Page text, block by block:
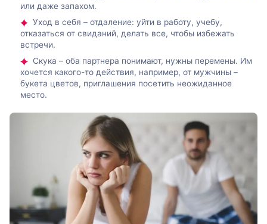
или даже запахом.
Уход в себя – отдаление: уйти в работу, учебу,
отказаться от свиданий, делать все, чтобы избежать
встречи.
Скука – оба партнера понимают, нужны перемены. Им
хочется какого-то действия, например, от мужчины –
букета цветов, приглашения посетить неожиданное
место.